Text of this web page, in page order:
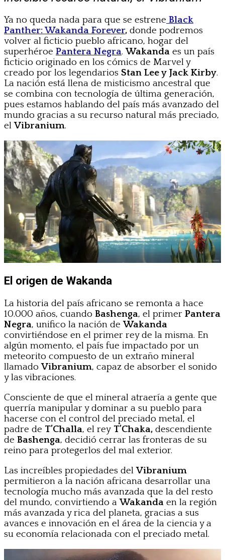
Ya no queda nada para que se estrene Black
Panther: Wakanda Forever, donde podremos
volver al ficticio pueblo africano, hogar del
superhéroe Pantera Negra.Wakanda es un país
ficticio originado en los cómics de Marvel y
creado por los legendarios Stan Lee y Jack Kirby.
La nación está llena de misticismo ancestral que
se combina con tecnología de última generación,
pues estamos hablando del país más avanzado del
mundo gracias a su recurso natural más preciado,
elVibranium.
El origen de Wakanda
La historia del país africano se remonta a hace
10.000 años, cuando Bashenga, el primer Pantera
Negra, unifico la nación deWakanda
convirtiéndose en el primer rey de la misma. En
algún momento, el país fue impactado por un
meteorito compuesto de un extraño mineral
llamadoVibranium, capaz de absorber el sonido
y las vibraciones.
Consciente de que el mineral atraería a gente que
querría manipular y dominar a su pueblo para
hacerse con el control del preciado metal, el
padre de T’Challa, el rey T’Chaka, descendiente
de Bashenga, decidió cerrar las fronteras de su
reino para protegerlos del mal exterior.
Las increíbles propiedades delVibranium
permitieron a la nación africana desarrollar una
tecnología mucho más avanzada que la del resto
del mundo, convirtiendo aWakanda en la región
más avanzada y rica del planeta, gracias a sus
avances e innovación en el área de la ciencia y a
su economía relacionada con el preciado metal.